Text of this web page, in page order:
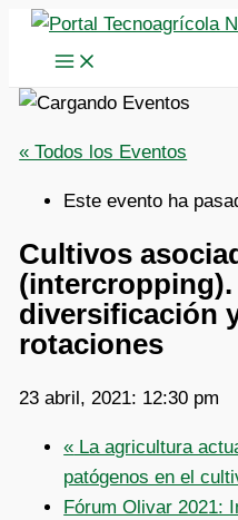
contenido
« Todos los Eventos
Este evento ha
Cultivos
(intercropping).
diversificación
rotaciones
23 abril, 2021: 12:30 pm
« La agricultura
patógenos en el
Fórum Olivar 2021: